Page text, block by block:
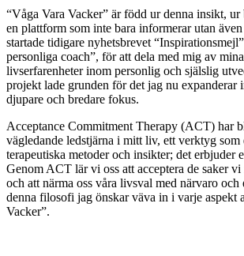
“Våga Vara Vacker” är född ur denna insikt, ur
en plattform som inte bara informerar utan
startade tidigare nyhetsbrevet
personliga coach”, för att dela med mig av
livserfarenheter inom personlig och själslig
projekt lade grunden för det jag nu expanderar
djupare och bredare fokus.
Acceptance Commitment Therapy (ACT) har
vägledande ledstjärna i mitt liv, ett verktyg som
terapeutiska metoder och insikter; det erbjuder
Genom ACT lär vi oss att acceptera de saker
och att närma oss våra livsval med närvaro och
denna filosofi jag önskar väva in i varje aspekt
Vacker”.